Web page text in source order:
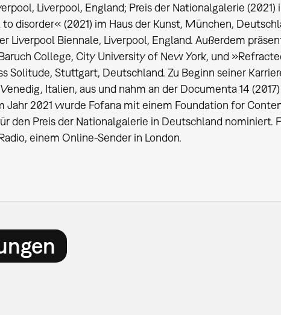
Liverpool, England; Preis der Nationalgalerie
disorder« (2021) im Haus der Kunst, München,
Liverpool Biennale, Liverpool, England. Außerdem
College, City University of New York, und
Solitude, Stuttgart, Deutschland. Zu Beginn seiner
Italien, aus und nahm an der Documenta 14
Jahr 2021 wurde Fofana mit einem Foundation for
den Preis der Nationalgalerie in Deutschland nominiert.
einem Online-Sender in London.